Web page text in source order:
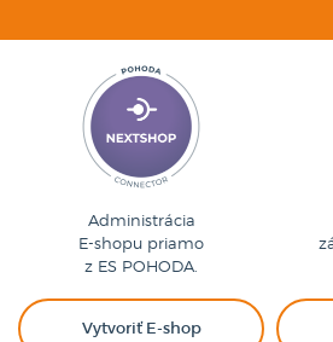
Administrácia
E-shopu priamo
z ES POHODA.
Vytvoriť E-shop